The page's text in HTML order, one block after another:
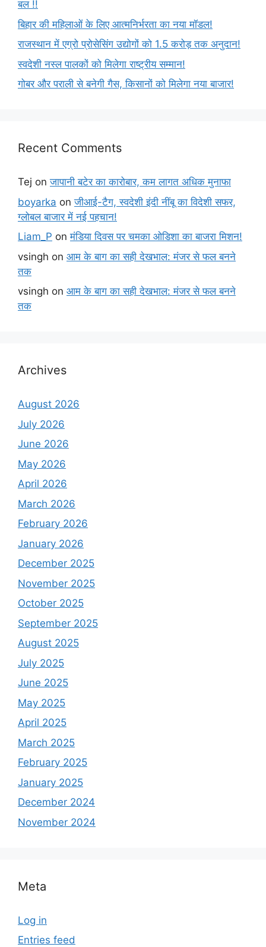
बल !!
बिहार की महिलाओं के लिए आत्मनिर्भरता का नया मॉडल!
राजस्थान में एग्रो प्रोसेसिंग उद्योगों को 1.5 करोड़ तक अनुदान!
स्वदेशी नस्ल पालकों को मिलेगा राष्ट्रीय सम्मान!
गोबर और पराली से बनेगी गैस, किसानों को मिलेगा नया बाजार!
Recent Comments
Tej onजापानी बटेर का कारोबार, कम लागत अधिक मुनाफा
boyarka onजीआई-टैग, स्वदेशी इंदी नींबू का विदेशी सफर,
ग्लोबल बाजार में नई पहचान!
Liam_P onमंडिया दिवस पर चमका ओडिशा का बाजरा मिशन!
vsingh on आम के बाग का सही देखभाल: मंजर से फल बनने
तक
vsingh on आम के बाग का सही देखभाल: मंजर से फल बनने
तक
Archives
August 2026
July 2026
June 2026
May 2026
April 2026
March 2026
February 2026
January 2026
December 2025
November 2025
October 2025
September 2025
August 2025
July 2025
June 2025
May 2025
April 2025
March 2025
February 2025
January 2025
December 2024
November 2024
Meta
Log in
Entries feed